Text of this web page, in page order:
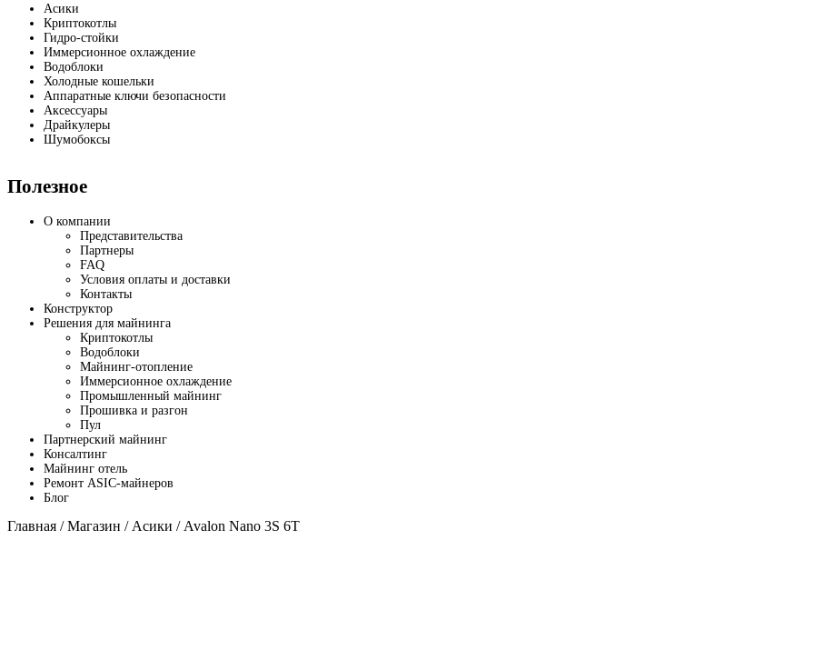
Асики
Криптокотлы
Гидро-стойки
Иммерсионное охлаждение
Водоблоки
Холодные кошельки
Аппаратные ключи безопасности
Аксессуары
Драйкулеры
Шумобоксы
Полезное
О компании
Представительства
Партнеры
FAQ
Условия оплаты и доставки
Контакты
Конструктор
Решения для майнинга
Криптокотлы
Водоблоки
Майнинг-отопление
Иммерсионное охлаждение
Промышленный майнинг
Прошивка и разгон
Пул
Партнерский майнинг
Консалтинг
Майнинг отель
Ремонт ASIC-майнеров
Блог
Главная /Магазин / Асики / Avalon Nano 3S 6T